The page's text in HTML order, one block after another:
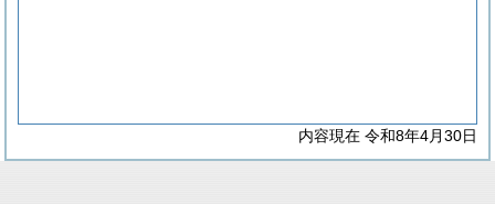
内容現在 令和8年4月30日